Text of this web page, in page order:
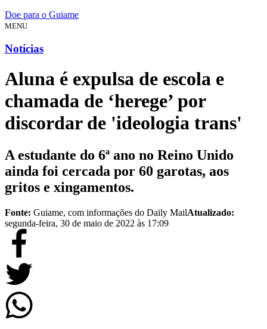
Doe para o Guiame
MENU
Notícias
Aluna é expulsa de escola e
chamada de ‘herege’ por
discordar de 'ideologia trans'
A estudante do 6ª ano no Reino Unido
ainda foi cercada por 60 garotas, aos
gritos e xingamentos.
Fonte: Guiame, com informações do Daily MailAtualizado:
segunda-feira, 30 de maio de 2022 às 17:09